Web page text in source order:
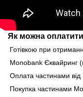
Як можна
Готівкою при
Monobank Єквайринг
Оплата частинами від
Покупка частинами